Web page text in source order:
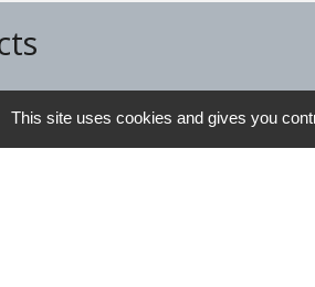
de Rubrouck
de l'Eglise
- FRANCE
This site uses cookies and gives you